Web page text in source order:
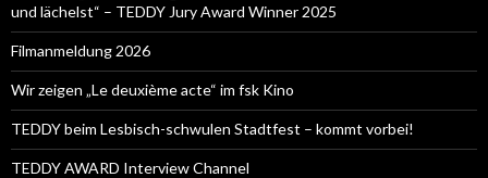
und lächelst“ – TEDDY Jury Award Winner 2025
Filmanmeldung 2026
Wir zeigen „Le deuxième acte“ im fsk Kino
TEDDY beim Lesbisch-schwulen Stadtfest – kommt vorbei!
TEDDY AWARD Interview Channel